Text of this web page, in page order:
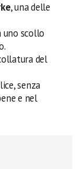
, una delle
uno scollo
del
senza
e nel